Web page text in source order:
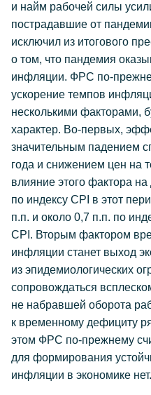
и найм рабочей силы
пострадавшие от
исключил из итогового
о том, что пандемия
инфляции. ФРС по-
ускорение темпов
несколькими факторами,
характер. Во-первых,
значительным падением
года и снижением цен на
влияние этого фактора
по индексу CPI в этот
п.п. и около 0,7 п.п. по
CPI. Вторым фактором
инфляции станет выход
из эпидемиологических
сопровождаться
не набравшей оборота
к временному дефициту
этом ФРС по-прежнему
для формирования
инфляции в экономике нет.